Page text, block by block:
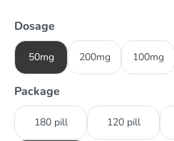
Dosage
50mg 200mg 100mg
Package
180 pill 120 pill